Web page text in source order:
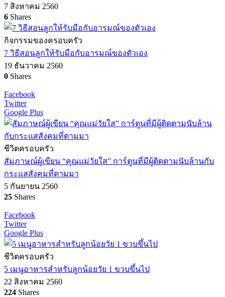
7 สิงหาคม 2560
6 Shares
กิจกรรมของครอบครัว
7 วิธีสอนลูกให้รับมือกับอารมณ์ของตัวเอง
19 ธันวาคม 2560
0 Shares
Facebook
Twitter
Google Plus
ชีวิตครอบครัว
สัมภาษณ์ผู้เขียน “คุณแม่วัยใส” การ์ตูนที่มีผู้ติดตามนับล้านกับ
กระแสสังคมที่ตามมา
5 กันยายน 2560
25 Shares
Facebook
Twitter
Google Plus
ชีวิตครอบครัว
5 เมนูอาหารสำหรับลูกน้อยวัย 1 ขวบขึ้นไป
22 สิงหาคม 2560
224 Shares